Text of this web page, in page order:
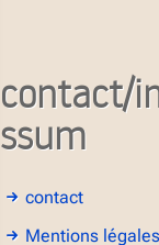
contact/
ssum
contact
Mentions légales